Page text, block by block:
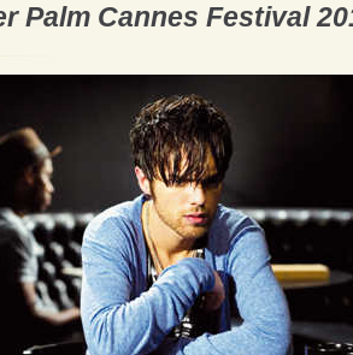
Palm Cannes Festival